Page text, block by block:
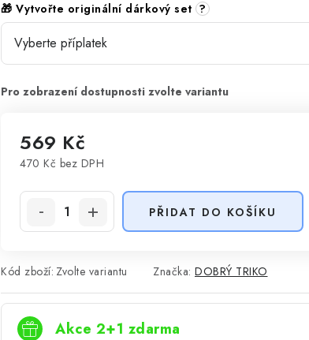
🎁 Vytvořte originální dárkový set ?
569 Kč
470 Kč bez DPH
PŘIDAT DO KOŠÍKU
Kód zboží: Zvolte variantu Značka: DOBRÝ TRIKO
Akce 2+1 zdarma